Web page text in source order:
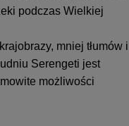
podczas Wielkiej
mniej tłumów i
Serengeti jest
możliwości